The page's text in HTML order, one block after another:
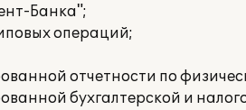
Банка";
операций;
отчетности по
бухгалтерской и